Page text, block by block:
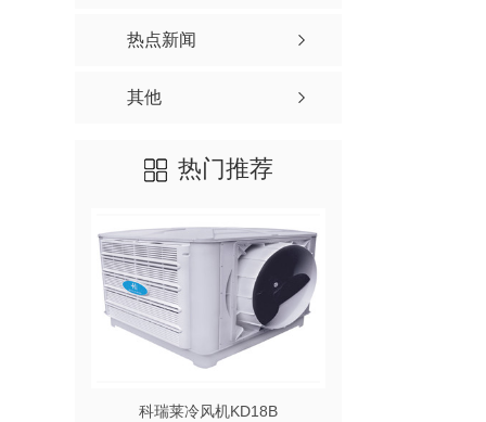
热点新闻
其他
热门推荐
科瑞莱冷风机KD18B